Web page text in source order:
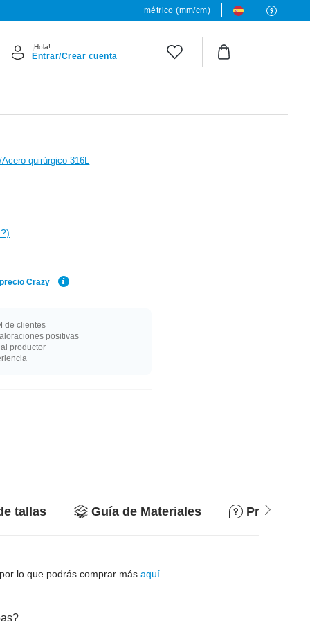
métrico (mm/cm)
¡Hola!
Entrar/Crear cuenta
quirúrgico 316L
Crazy
de clientes
positivas
productor
tallas Guía de Materiales
lo que podrás comprar más aquí